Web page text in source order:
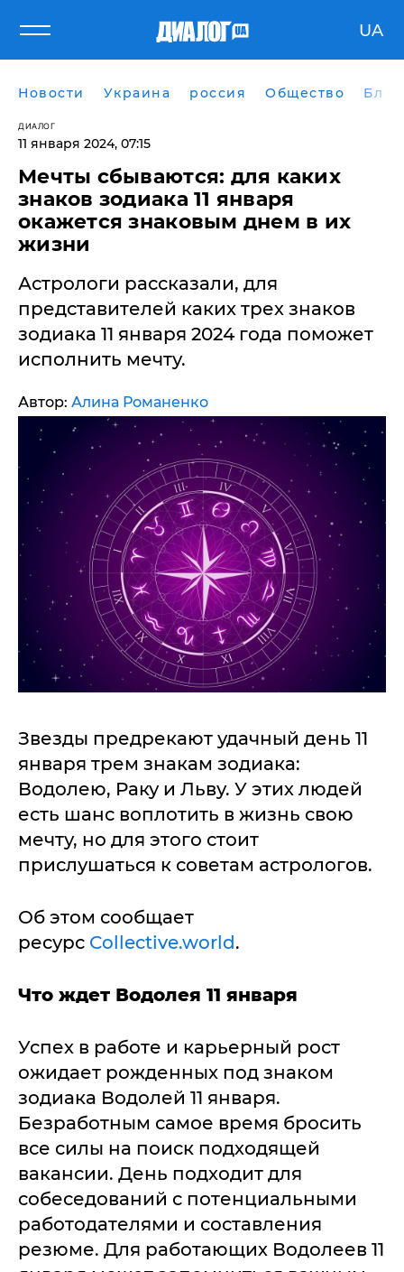
UA
Новости Украина россия Общество
ДИАЛОГ
11 января 2024, 07:15
Мечты сбываются: для каких
знаков зодиака 11 января
окажется знаковым днем в их
жизни
Астрологи рассказали, для
представителей каких трех знаков
зодиака 11 января 2024 года поможет
исполнить мечту.
Автор: Алина Романенко
Звезды предрекают удачный день 11
января трем знакам зодиака:
Водолею, Раку и Льву. У этих людей
есть шанс воплотить в жизнь свою
мечту, но для этого стоит
прислушаться к советам астрологов.
Об этом сообщает
ресурс Сollective.world.
Что ждет Водолея 11 января
Успех в работе и карьерный рост
ожидает рожденных под знаком
зодиака Водолей 11 января.
Безработным самое время бросить
все силы на поиск подходящей
вакансии. День подходит для
собеседований с потенциальными
работодателями и составления
резюме. Для работающих Водолеев 11